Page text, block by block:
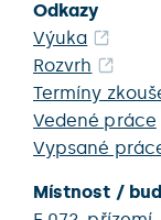
Odkazy
Výuka
Rozvrh
Termíny
Vedené práce
Vypsané
Místnost /